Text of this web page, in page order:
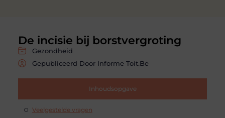
De incisie bij borstvergroting
Gezondheid
Gepubliceerd Door Informe Toit.be
Inhoudsopgave
Veelgestelde vragen